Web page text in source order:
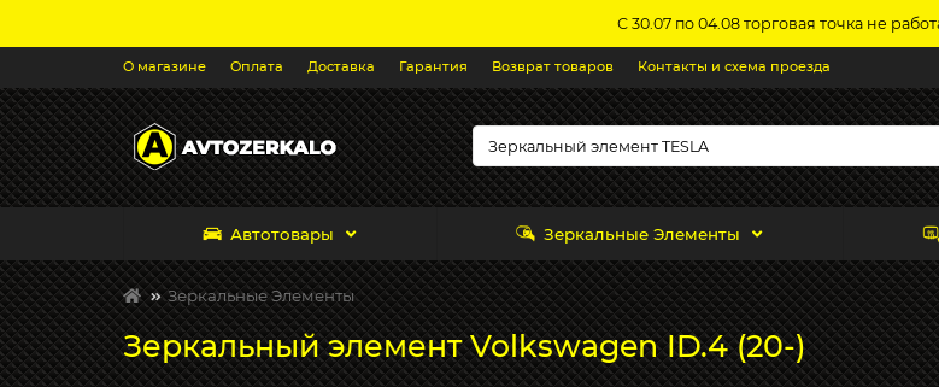
С 30.07 по 04.08 торговая точка не
О магазине Оплата Доставка Гарантия Возврат товаров Контакты и схема проезда
Автотовары Зеркальные Элементы
Зеркальные Элементы
Зеркальный элемент Volkswagen ID.4 (20-)